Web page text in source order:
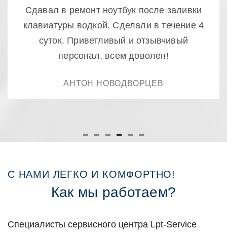
Очень качественный ремонт! доступно и
быстро , ещё раз спасибо.
РУСТАМ
С НАМИ ЛЕГКО И КОМФОРТНО!
Как мы работаем?
Специалисты сервисного центра Lpt-Service